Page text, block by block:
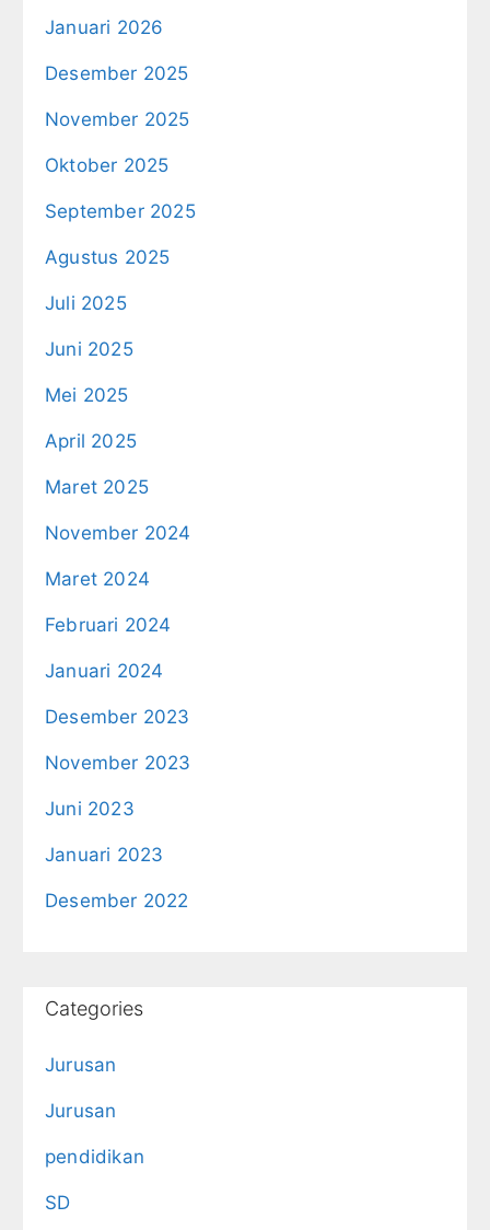
Januari 2026
Desember 2025
November 2025
Oktober 2025
September 2025
Agustus 2025
Juli 2025
Juni 2025
Mei 2025
April 2025
Maret 2025
November 2024
Maret 2024
Februari 2024
Januari 2024
Desember 2023
November 2023
Juni 2023
Januari 2023
Desember 2022
Categories
Jurusan
Jurusan
pendidikan
SD